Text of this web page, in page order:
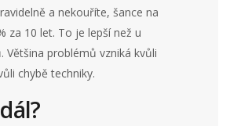
a nekouříte, šance na
za 10 let. To je lepší než u
Většina problémů vzniká kvůli
chybě techniky.